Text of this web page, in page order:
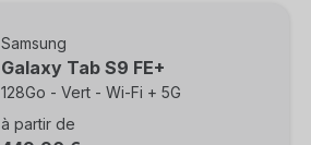
Samsung
Galaxy Tab S9 FE+
128Go - Vert - Wi-Fi + 5G
à partir de